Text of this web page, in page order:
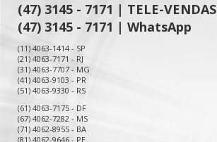
(47) 3145 - 7171 | TELE-VENDAS
(47) 3145 - 7171 | WhatsApp
(11) 4063-1414 - SP
(21) 4063-7171 - RJ
(31) 4063-7707 - MG
(41) 4063-9103 - PR
(51) 4063-9330 - RS
(61) 4063-7175 - DF
(67) 4062-7282 - MS
(71) 4062-8955 - BA
(81) 4062-9646 - PE